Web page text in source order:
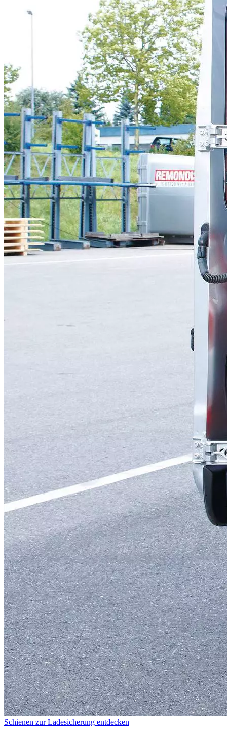
Schienen zur Ladesicherung entdecken